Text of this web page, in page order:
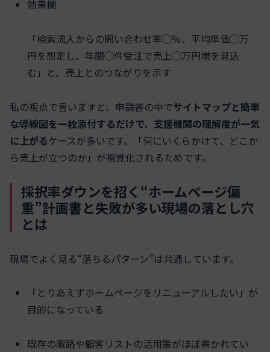
効果欄
「検索流入からの問い合わせ率◯％、平均単価◯万
円を想定し、年間◯件受注で売上◯万円増を見込
む」と、売上とのつながりを示す
私の視点で言いますと、申請書の中でサイトマップと簡単
な導線図を一枚添付するだけで、支援機関の理解度が一気
に上がるケースが多いです。「何にいくらかけて、どこか
ら売上が立つのか」が視覚化されるためです。
採択率ダウンを招く“ホームページ偏
重”計画書と失敗が多い現場の落とし穴
とは
現場でよく見る“落ちるパターン”は共通しています。
「とりあえずホームページをリニューアルしたい」が
目的になっている
既存の販路や顧客リストの活用策がほぼ書かれてい